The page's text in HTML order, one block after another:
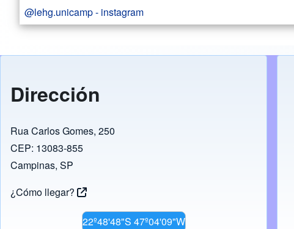
@lehg.unicamp - instagram
Dirección
Rua Carlos Gomes, 250
CEP: 13083-855
Campinas, SP
¿Cómo llegar?
22º48'48"S 47º04'09"W